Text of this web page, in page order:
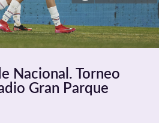
Nacional. Torneo
Gran Parque